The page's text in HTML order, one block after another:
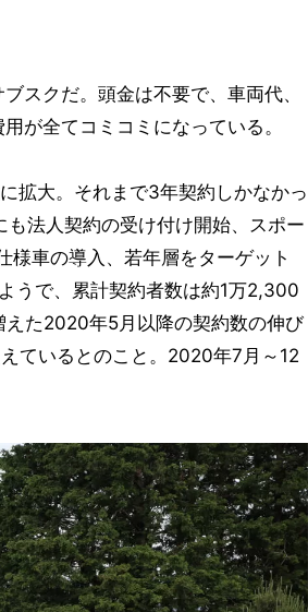
スクだ。頭金は不要で、車両代、
が全てコミコミになっている。
拡大。それまで3年契約しかなかっ
法人契約の受け付け開始、スポー
様車の導入、若年層をターゲット
うで、累計契約者数は約1万2,300
た2020年5月以降の契約数の伸び
ているとのこと。2020年7月～12